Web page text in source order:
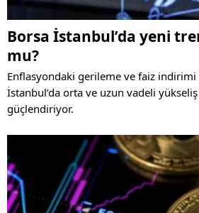
Borsa İstanbul’da yeni
mu?
Enflasyondaki gerileme ve faiz
İstanbul’da orta ve uzun vadeli
güçlendiriyor.